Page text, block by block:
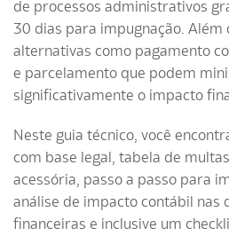
de processos administrativos
30 dias para impugnação. Além
alternativas como pagamento
e parcelamento que podem
significativamente o impacto
Neste guia técnico, você
com base legal, tabela de
acessória, passo a passo para
análise de impacto contábil nas
financeiras e inclusive um